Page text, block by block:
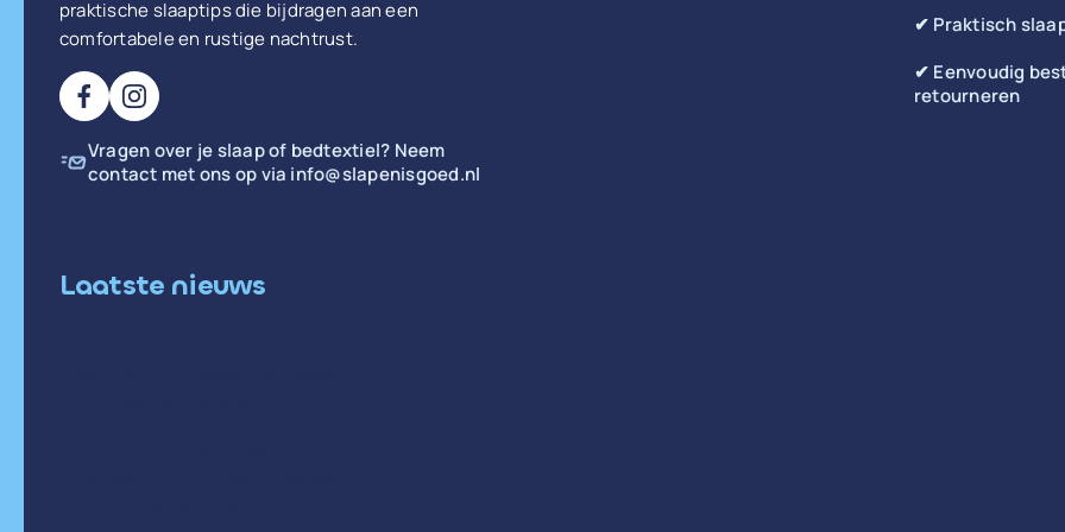
praktische slaaptips die bijdragen aan een
comfortabele en rustige nachtrust.
Vragen over je slaap of bedtextiel? Neem
contact met ons op via info@slapenisgoed.nl
✔ Praktisch
✔ Eenvoudig
retourneren
Laatste nieuws